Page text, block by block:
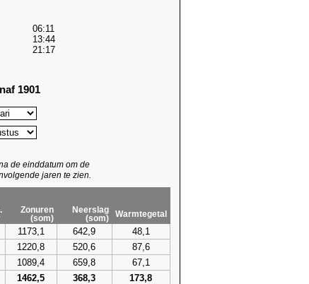
06:11
13:44
21:17
1901
de einddatum om de
jaren te zien.
Zonuren
(som)
Neerslag
(som)
Warmtegetal
1173,1 642,9 48,1
1220,8 520,6 87,6
1089,4 659,8 67,1
1462,5 368,3 173,8